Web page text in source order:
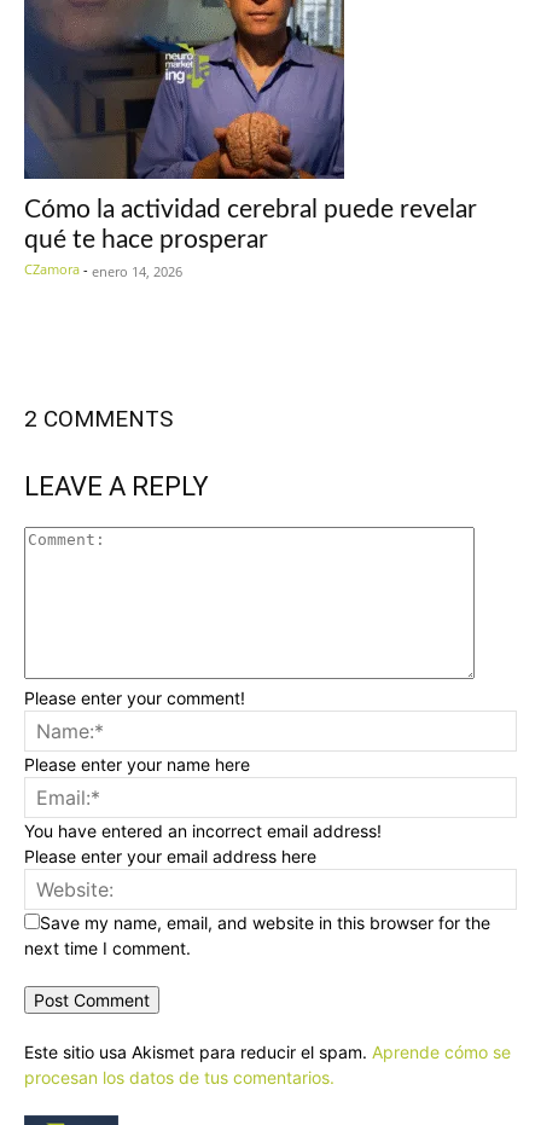
Cómo la actividad cerebral puede revelar
qué te hace prosperar
CZamora - enero 14, 2026
2 COMMENTS
LEAVE A REPLY
Please enter your comment!
Please enter your name here
You have entered an incorrect email address!
Please enter your email address here
Save my name, email, and website in this browser for the
next time I comment.
Este sitio usa Akismet para reducir el spam. Aprende cómo se
procesan los datos de tus comentarios.